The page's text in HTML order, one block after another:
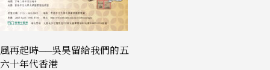
風再起時──吳昊留給我們的五
六十年代香港